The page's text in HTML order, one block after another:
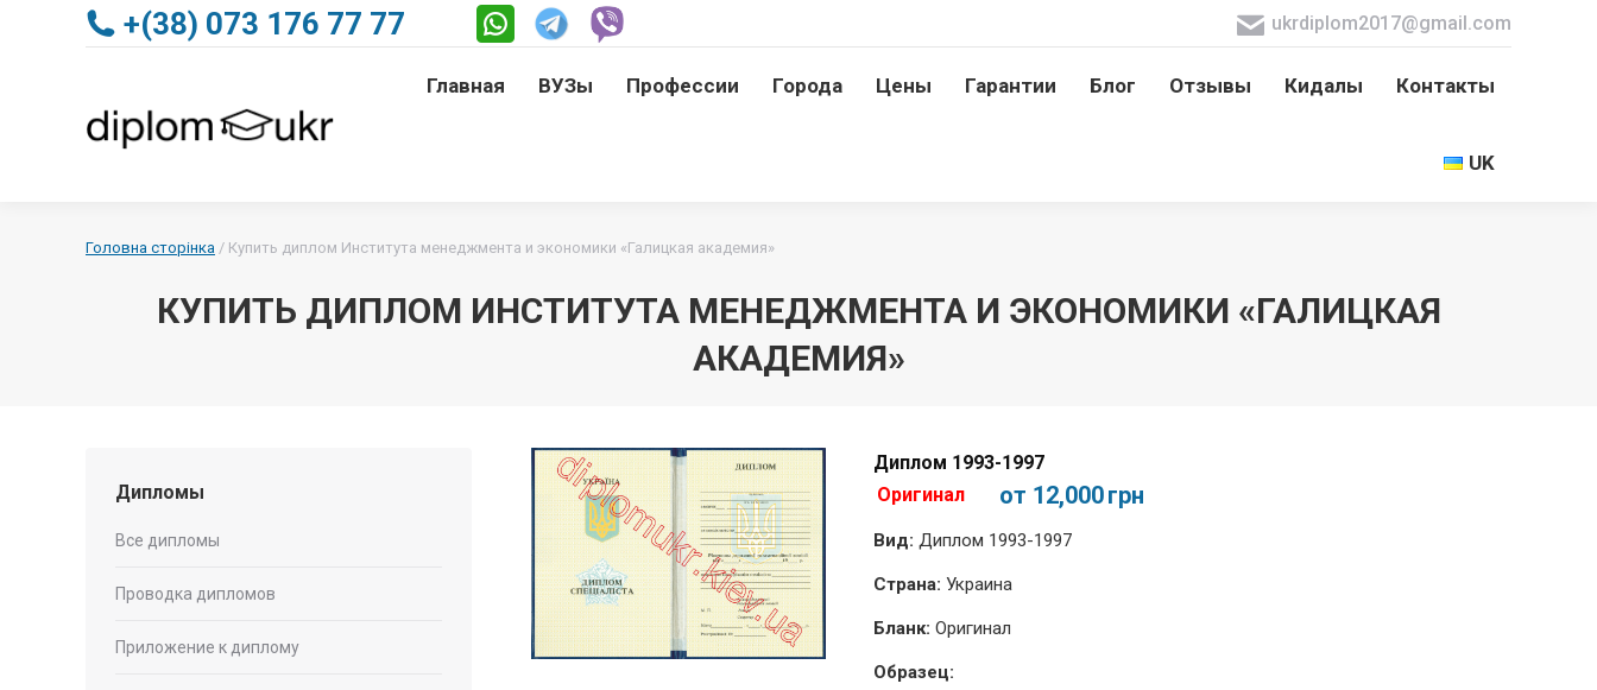
+(38) 073 176 77 77 ukrdiplom2017@gmail.com
Главная ВУЗы Профессии Города Цены Гарантии Блог Отзывы Кидалы Контакты
UK
Головна сторінка / Купить диплом Института менеджмента и экономики «Галицкая академия»
КУПИТЬ ДИПЛОМ ИНСТИТУТА МЕНЕДЖМЕНТА И ЭКОНОМИКИ «ГАЛИЦКАЯ
АКАДЕМИЯ»
Диплом 1993-1997
Оригинал
от 12,000грн
Вид: Диплом 1993-1997
Страна: Украина
Бланк: Оригинал
Образец:
Дипломы
Все дипломы
Проводка дипломов
Приложение к диплому
Главная ВУЗы Отзывы Кидалы Контакты